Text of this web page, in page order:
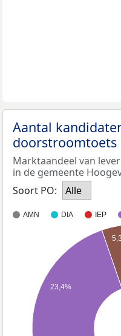
Aantal
doorstroomtoets
Marktaandeel van
in de gemeente
Soort PO:
Alle
AMN DIA IEP
23,4%